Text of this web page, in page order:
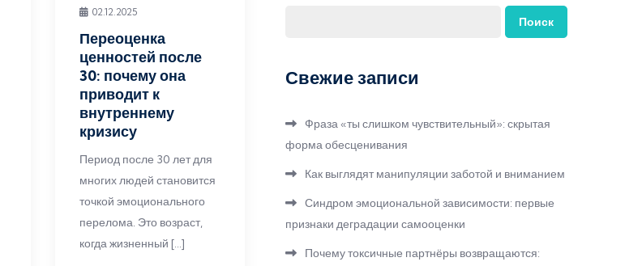
02.12.2025
Переоценка
ценностей после
30: почему она
приводит к
внутреннему
кризису
Период после 30 лет для
многих людей становится
точкой эмоционального
перелома. Это возраст,
когда жизненный […]
Поиск
Свежие записи
Фраза «ты слишком чувствительный»: скрытая
форма обесценивания
Как выглядят манипуляции заботой и вниманием
Синдром эмоциональной зависимости: первые
признаки деградации самооценки
Почему токсичные партнёры возвращаются: